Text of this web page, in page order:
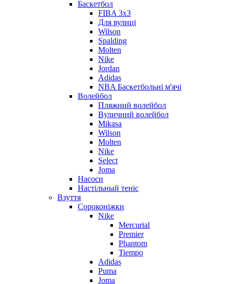
Баскетбол
FIBA 3x3
Для вулиці
Wilson
Spalding
Molten
Nike
Jordan
Adidas
NBA Баскетбольні м'ячі
Волейбол
Пляжний волейбол
Вуличний волейбол
Mikasa
Wilson
Molten
Nike
Select
Joma
Насоси
Настільный теніс
Взуття
Сороконіжки
Nike
Mercurial
Premier
Phantom
Tiempo
Adidas
Puma
Joma